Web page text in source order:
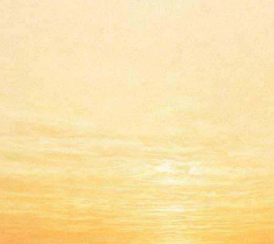
Сегодня в Лос-Анджелесе
раздадут "Золотые глобусы":
Россию представляет
"Левиафан"
Версия для печати